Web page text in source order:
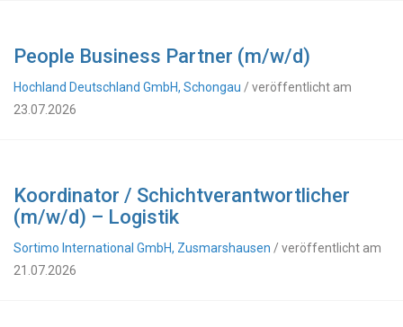
People Business Partner (m/w/d)
Hochland Deutschland GmbH, Schongau / veröffentlicht am
23.07.2026
Koordinator / Schichtverantwortlicher
(m/w/d) – Logistik
Sortimo International GmbH, Zusmarshausen / veröffentlicht am
21.07.2026